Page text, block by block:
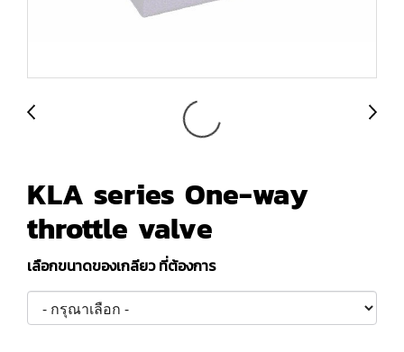
KLA series One-way
throttle valve
เลือกขนาดของเกลียว ที่ต้องการ